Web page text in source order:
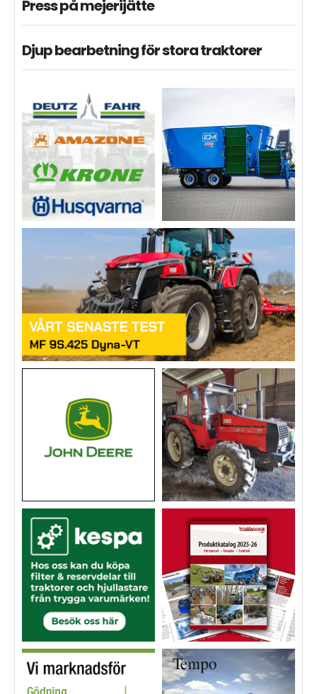
Press på mejerijätte
Djup bearbetning för stora traktorer